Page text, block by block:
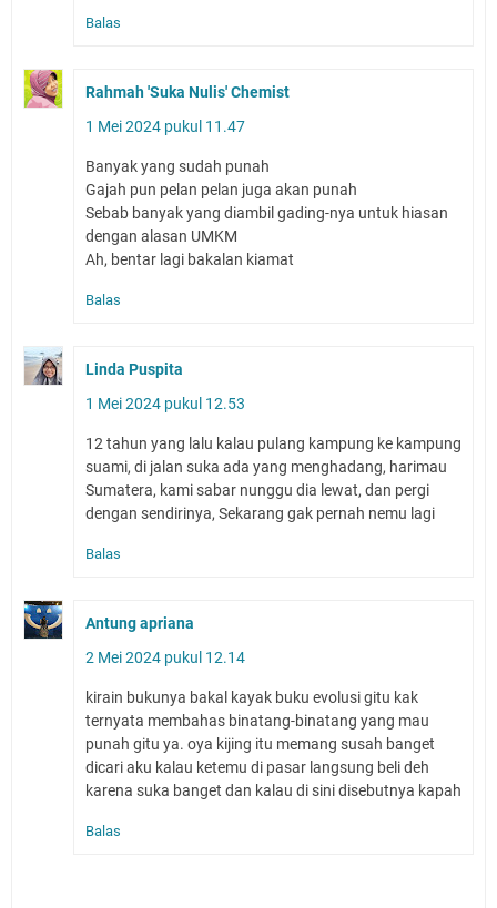
Balas
Rahmah 'Suka Nulis' Chemist
1 Mei 2024 pukul 11.47
Banyak yang sudah punah
Gajah pun pelan pelan juga akan punah
Sebab banyak yang diambil gading-nya untuk hiasan
dengan alasan UMKM
Ah, bentar lagi bakalan kiamat
Balas
Linda Puspita
1 Mei 2024 pukul 12.53
12 tahun yang lalu kalau pulang kampung ke kampung
suami, di jalan suka ada yang menghadang, harimau
Sumatera, kami sabar nunggu dia lewat, dan pergi
dengan sendirinya, Sekarang gak pernah nemu lagi
Balas
Antung apriana
2 Mei 2024 pukul 12.14
kirain bukunya bakal kayak buku evolusi gitu kak
ternyata membahas binatang-binatang yang mau
punah gitu ya. oya kijing itu memang susah banget
dicari aku kalau ketemu di pasar langsung beli deh
karena suka banget dan kalau di sini disebutnya kapah
Balas